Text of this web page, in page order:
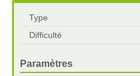
Type
Difficulté
Paramètres